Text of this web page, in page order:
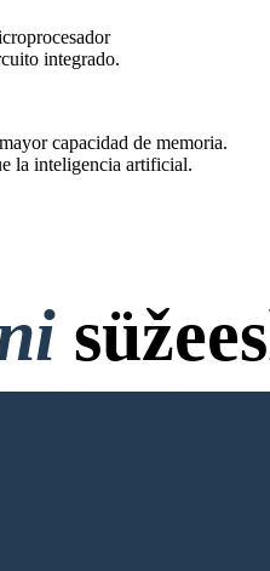
integrado.
capacidad de memoria.
la inteligencia artificial.
ega